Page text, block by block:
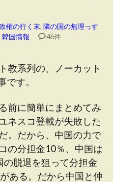
権の行く末, 隣の国の無理っす
韓国情報 46件
教系列の、ノーカット
です。
前に簡単にまとめてみ
ネスコ登載が失敗した
。だから、中国の力で
の分担金10％、中国は
脱退を狙って分担金
ある。だから中国と仲